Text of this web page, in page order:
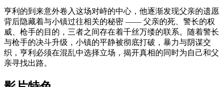
亨利的到来意外卷入这场对峙的中心，他逐渐发现父亲的遗愿
背后隐藏着与小镇过往相关的秘密 —— 父亲的死、警长的权
威、枪手的目的，三者之间存在着千丝万缕的联系。随着警长
与枪手的决斗升级，小镇的平静被彻底打破，暴力与阴谋交
织，亨利必须在混乱中选择立场，揭开真相的同时为自己和父
亲寻找出路。